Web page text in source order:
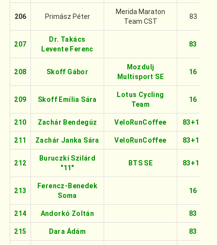
206 Primász Péter
Merida Maraton
Team CST
83
207
Dr. Takács
Levente Ferenc
83
208 Skoff Gábor
Mozdulj
Multisport SE
16
209 Skoff Emília Sára
Lotus Cycling
Team
16
210 Zachár Bendegúz VeloRunCoffee 83+16
211 Zachár Janka Sára VeloRunCoffee 83+16
212
Buruczki Szilárd
"11"
BTS SE 83+16
213
Ferencz-Benedek
Soma
16
214 Andorkó Zoltán 83
215 Dara Ádám 83